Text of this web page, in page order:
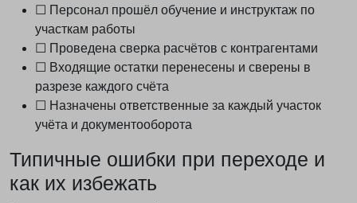
☐ Персонал прошёл обучение и инструктаж по
участкам работы
☐ Проведена сверка расчётов с контрагентами
☐ Входящие остатки перенесены и сверены в
разрезе каждого счёта
☐ Назначены ответственные за каждый участок
учёта и документооборота
Типичные ошибки при переходе и
как их избежать